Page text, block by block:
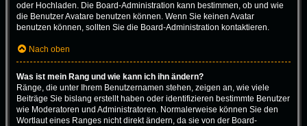
oder Hochladen. Die Board-Administration kann bestimmen, ob und wie
die Benutzer Avatare benutzen können. Wenn Sie keinen Avatar
benutzen können, sollten Sie die Board-Administration kontaktieren.
Nach oben
Was ist mein Rang und wie kann ich ihn ändern?
Ränge, die unter Ihrem Benutzernamen stehen, zeigen an, wie viele
Beiträge Sie bislang erstellt haben oder identifizieren bestimmte Benutzer
wie Moderatoren und Administratoren. Normalerweise können Sie den
Wortlaut eines Ranges nicht direkt ändern, da sie von der Board-